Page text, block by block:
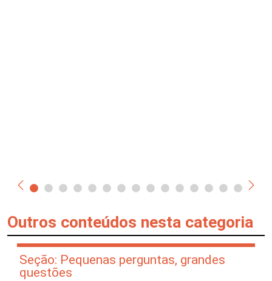
Outros conteúdos nesta categoria
Seção: Pequenas perguntas, grandes
questões